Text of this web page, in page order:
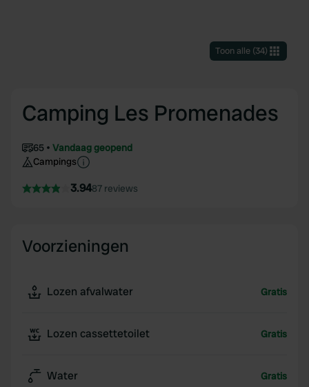
Toon alle(34)
Camping Les Promenades
65
Vandaag geopend
Campings
3.9487 reviews
Voorzieningen
Lozen afvalwater Gratis
Lozen cassettetoilet Gratis
Water Gratis